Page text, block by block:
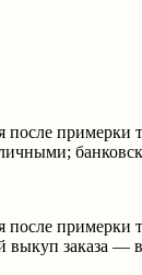
после примерки
после примерки
заказа —